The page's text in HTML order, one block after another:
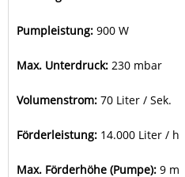
Pumpleistung: 900 W
Max. Unterdruck: 230 mbar
Volumenstrom: 70 Liter / Sek.
Förderleistung: 14.000 Liter / h
Max. Förderhöhe (Pumpe): 9 m